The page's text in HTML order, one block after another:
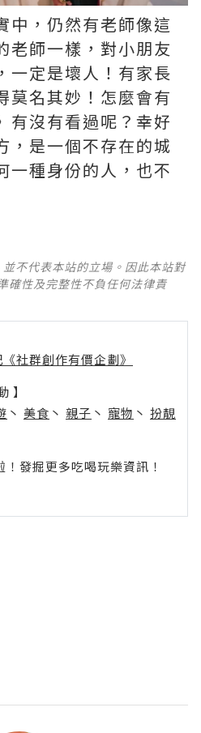
中，仍然有老師像這
老師一樣，對小朋友
一定是壞人！有家長
莫名其妙！怎麼會有
有沒有看過呢？幸好
，是一個不存在的城
一種身份的人，也不
不代表本站的立場。因此本站對
確性及完整性不負任何法律責
社群創作有價企劃》
】
丶 美食 丶 親子 丶 寵物 丶 扮靚
發掘更多吃喝玩樂資訊！